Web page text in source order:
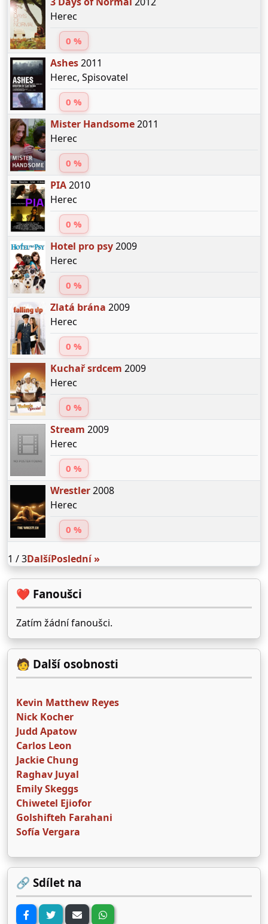
Herec
0 %
Ashes2011
Herec, Spisovatel
0 %
Mister Handsome2011
Herec
0 %
PIA2010
Herec
0 %
Hotel pro psy2009
Herec
0 %
Zlatá brána 2009
Herec
0 %
Kuchař srdcem 2009
Herec
0 %
Stream 2009
Herec
0 %
Wrestler2008
Herec
0 %
1 / 3DalšíPoslední »
❤️ Fanoušci
Zatím žádní fanoušci.
🧑 Další osobnosti
Kevin Matthew Reyes
Nick Kocher
Judd Apatow
Carlos Leon
Jackie Chung
Raghav Juyal
Emily Skeggs
Chiwetel Ejiofor
Golshifteh Farahani
Sofía Vergara
🔗 Sdílet na